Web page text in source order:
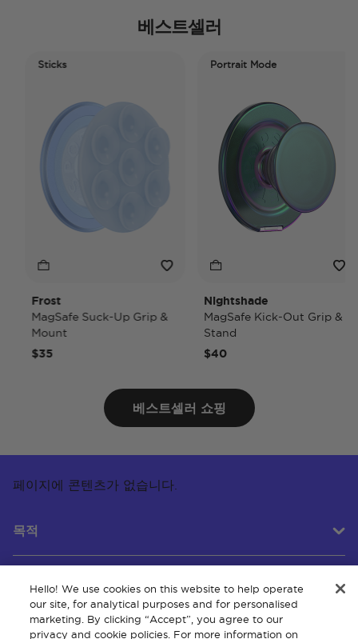
베스트셀러
Sticks
Frost
MagSafe Suck-Up Grip &
Mount
Portrait Mode
Nightshade
MagSafe Kick-Out Grip &
Stand
베스트셀러 쇼핑
페이지에 콘텐츠가 없습니다.
목적
고객 서비스
Hello! We use cookies on this website to help operate
our site, for analytical purposes and for personalised
marketing. By clicking “Accept”, you agree to our
privacy and cookie policies. For more information on